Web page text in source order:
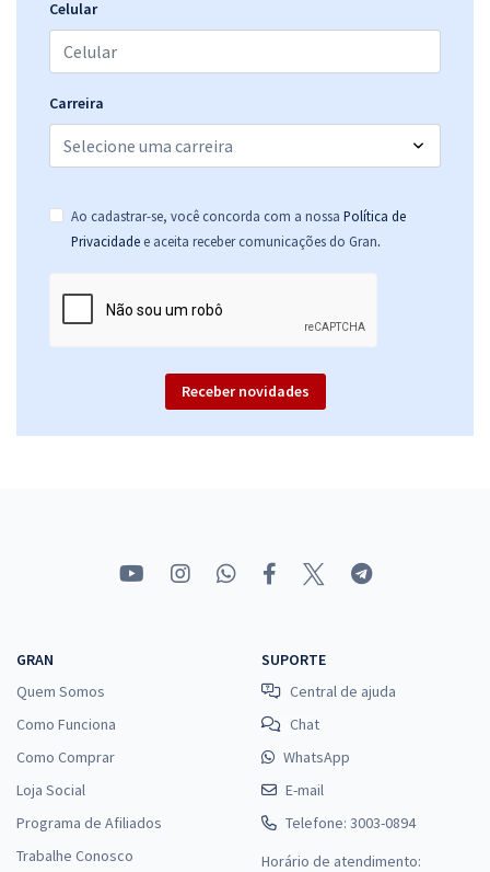
Economize R$ 99,98 (-20%)
Comprar
Prefeitura de Jaboatão dos Guararapes - PE - Analista em Saúde -
33,33
Comprar
Comprar
Prefeitura de Jaboatão dos Guararapes - PE - Analista em Saúde -
Odontólogo/Protesista
à vista
R$29,99
Comprar
Celular
Carreira
Ao cadastrar-se, você concorda com a nossa Política de
Privacidade e aceita receber comunicações do Gran.
Receber novidades
GRAN
Quem Somos
Como Funciona
Como Comprar
Loja Social
Programa de Afiliados
Trabalhe Conosco
SUPORTE
Central de ajuda
Chat
WhatsApp
E-mail
Telefone: 3003-0894
Horário de atendimento: